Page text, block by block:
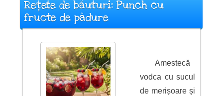
Rețete de băuturi: Punch cu
fructe de pădure
Amestecă
vodca cu sucul
de merișoare și